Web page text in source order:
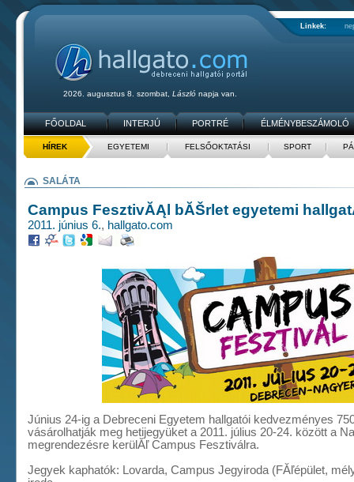
Linkek:
2026. augusztus 8. szombat, László napja van.
FŐOLDAL INTERJÚ PORTRÉ ÉLMÉNYBESZÁMOLÓ
HÍREK EGYETEMI FELSŐOKTATÁSI SPORT
SALÁTA
Campus FesztivĂĄl bĂŠrlet egyetemi
2011. június 6., hallgato.com
Június 24-ig a Debreceni Egyetem hallgatói kedvezményes
vásárolhatják meg hetijegyüket a 2011. július 20-24. között a
megrendezésre kerülĂľ Campus Fesztiválra.
Jegyek kaphatók: Lovarda, Campus Jegyiroda (FĂľépület,